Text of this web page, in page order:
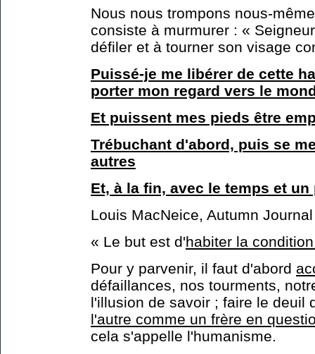
Nous nous trompons nous-
consiste à murmurer : «
défiler et à tourner son visage
Puissé-je me libérer de cette
porter mon regard vers le
Et puissent mes pieds être
Trébuchant d'abord, puis se
autres
Et, à la fin, avec le temps et
Louis MacNeice, Autumn
« Le but est d'habiter la
Pour y parvenir, il faut d'abord
défaillances, nos tourments,
l'illusion de savoir ; faire le deuil
l'autre comme un frère en
cela s'appelle l'humanisme.